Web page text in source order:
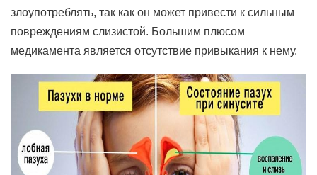
злоупотреблять, так как он может привести к сильным
повреждениям слизистой. Большим плюсом
медикамента является отсутствие привыкания к нему.